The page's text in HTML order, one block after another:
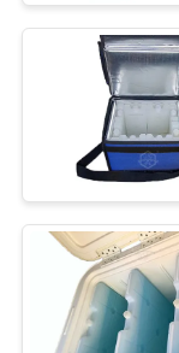
TUR
PABRIK
KONTROL
KUALITAS
HUBUNGI
KAMI